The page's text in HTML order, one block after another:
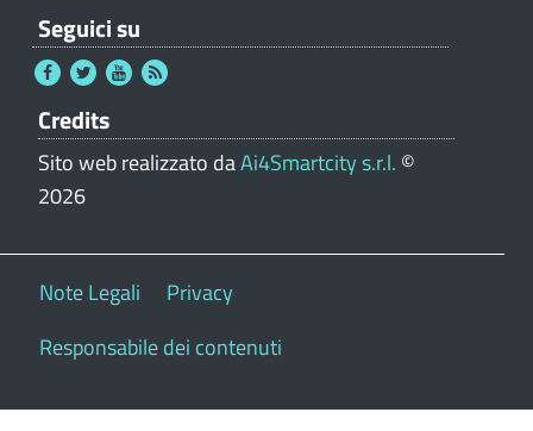
Seguici su
Credits
Sito web realizzato daAi4Smartcity s.r.l. ©
2026
Note Legali
Privacy
Responsabile dei contenuti